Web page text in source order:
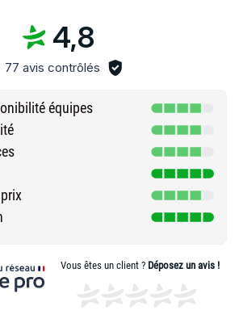
4,8
77 avis contrôlés
équipes
Vous êtes un client ? Déposez un avis !